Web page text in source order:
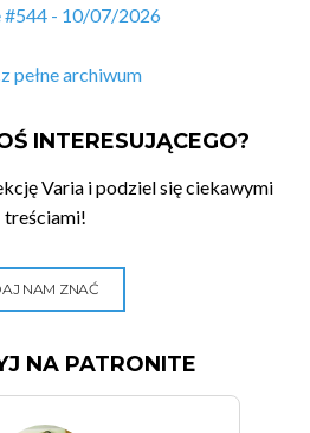
#544 - 10/07/2026
pełne archiwum
INTERESUJĄCEGO?
Varia i podziel się ciekawymi
treściami!
NAM ZNAĆ
NA PATRONITE